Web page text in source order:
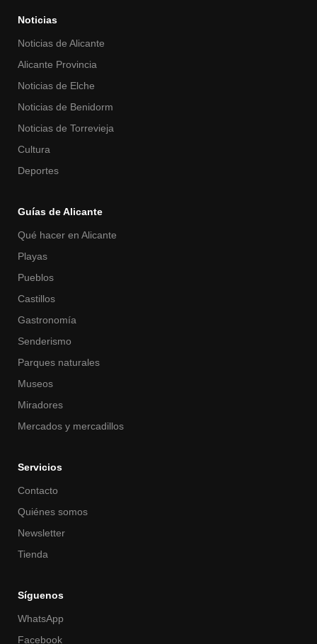
Noticias
Noticias de Alicante
Alicante Provincia
Noticias de Elche
Noticias de Benidorm
Noticias de Torrevieja
Cultura
Deportes
Guías de Alicante
Qué hacer en Alicante
Playas
Pueblos
Castillos
Gastronomía
Senderismo
Parques naturales
Museos
Miradores
Mercados y mercadillos
Servicios
Contacto
Quiénes somos
Newsletter
Tienda
Síguenos
WhatsApp
Facebook